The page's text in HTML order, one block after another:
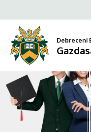
Kar
Debreceni
DIAVETÍTÉS